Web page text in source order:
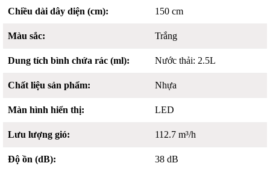
Chiều dài dây diện (cm): 150 cm
Màu sắc: Trắng
Dung tích bình chứa rác (ml): Nước thải: 2.5L
Chất liệu sản phẩm: Nhựa
Màn hình hiển thị: LED
Lưu lượng gió: 112.7 m³/h
Độ ồn (dB): 38 dB